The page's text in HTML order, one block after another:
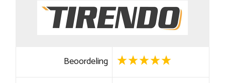
Beoordeling